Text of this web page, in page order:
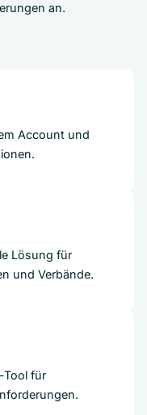
an.
Account und
Lösung für
und Verbände.
Tool für